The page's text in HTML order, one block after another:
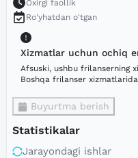
Oxirgi faollik
Ro'yhatdan o'tgan
Xizmatlar uchun ochiq
Afsuski, ushbu frilanserning
Boshqa frilanser
Buyurtma berish
Statistikalar
Jarayondagi ishlar